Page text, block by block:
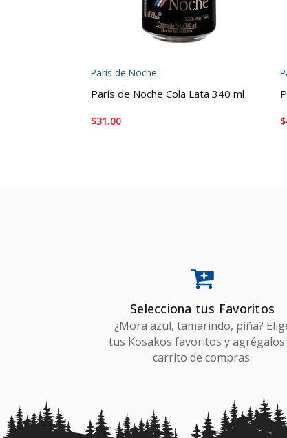
París de Noche
París de Noche Cola Lata 340 ml
$31.00 $
Selecciona tus Favoritos
¿Mora azul, tamarindo, piña?
tus Kosakos favoritos y agrégalos
carrito de compras.